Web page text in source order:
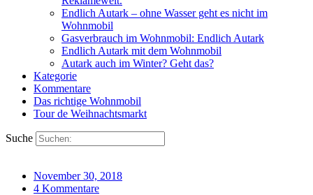
Endlich Autark – ohne Wasser geht es nicht im
Wohnmobil
Gasverbrauch im Wohnmobil: Endlich Autark
Endlich Autark mit dem Wohnmobil
Autark auch im Winter? Geht das?
Kategorie
Kommentare
Das richtige Wohnmobil
Tour de Weihnachtsmarkt
Suche
November 30, 2018
4 Kommentare